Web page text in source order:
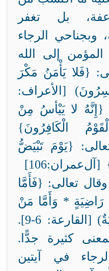
بل تغفر
وبجناحي الرجاء
إلى الله
{فَلا يَأْمَنُ مَكْرَ
[الأعراف:
{إِنَّهُ لا يَيْأسُ مِنْ
الْكَافِرُونَ}
تعالى: {يَوْمَ تَبْيَضُّ
[آل
عمران:106]
وقال تعالى: {فَأَمَّا
* وَأَمَّا مَنْ
مَوَازِينُهُ * فَأُمُّهُ هَاوِيَةٌ) [القارعة: 6-9].
كثيرة جدًّا.
في آيتين